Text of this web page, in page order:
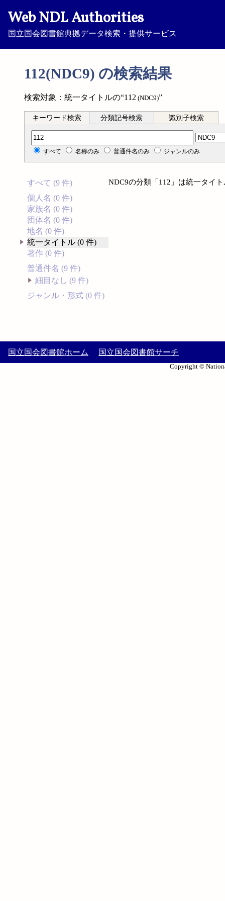
Web NDL Authorities
国立国会図書館典拠データ検索・提供サービス
112(NDC9) の検索結果
検索対象：統一タイトルの“112 (NDC9)”
キーワード検索 分類記号検索 識別子検索
分類記号検索
すべて 名称のみ 普通件名のみ ジャンルのみ
すべて (9 件)
個人名 (0 件)
家族名 (0 件)
団体名 (0 件)
地名 (0 件)
統一タイトル (0 件)
著作 (0 件)
普通件名 (9 件)
細目なし (9 件)
ジャンル・形式 (0 件)
NDC9の分類「112」は統一タイ
国立国会図書館ホーム 国立国会図書館サーチ
Copyright ©